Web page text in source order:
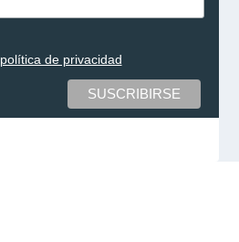
política de privacidad